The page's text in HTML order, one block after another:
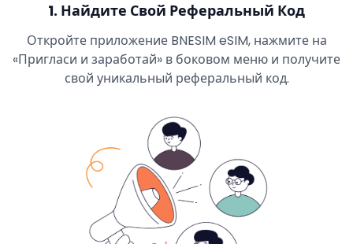
1. Найдите Свой Реферальный Код
Откройте приложение BNESIM eSIM, нажмите на
«Пригласи и заработай» в боковом меню и получите
свой уникальный реферальный код.